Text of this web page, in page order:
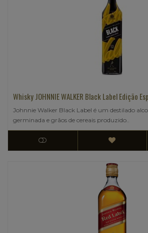
Whisky JOHNNIE WALKER Black Label Edição
Johnnie Walker Black Label é um destilado
germinada e grãos de cereais produzido..